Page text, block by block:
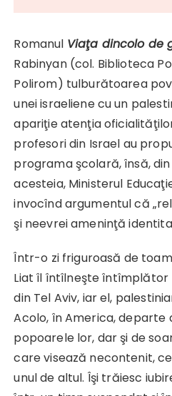
Romanul Viaţa dincolo de
Rabinyan (col. Biblioteca
Polirom) tulburătoarea
unei israeliene cu un
apariţie atenţia
profesori din Israel au
programa şcolară, însă,
acesteia, Ministerul
invocînd argumentul că
şi neevrei ameninţă
Într-o zi friguroasă de
Liat îl întîlneşte întîmplător
din Tel Aviv, iar el,
Acolo, în America,
popoarele lor, dar şi de
care visează necontenit,
unul de altul. Îşi trăiesc